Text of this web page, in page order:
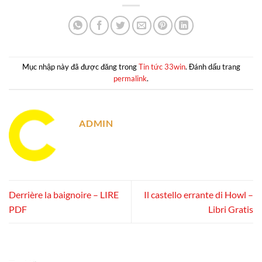
Mục nhập này đã được đăng trongTin tức 33win. Đánh dấu trang
permalink.
ADMIN
Derrière la baignoire – LIRE
PDF
Il castello errante di Howl –
Libri Gratis